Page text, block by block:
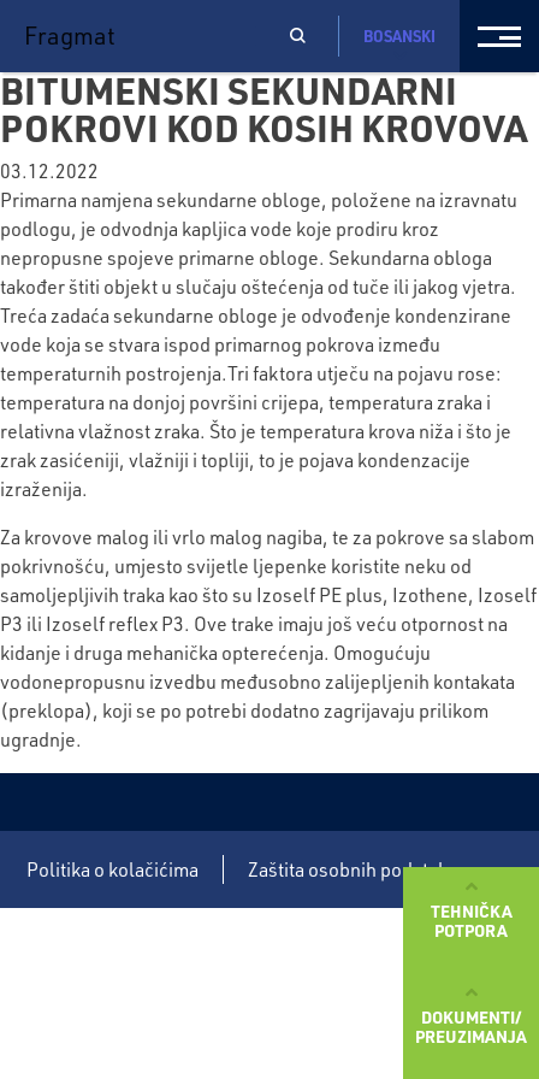
TEHNIČKA
POTPORA
DOKUMENTI/
PREUZIMANJA
Fragmat BOSANSKI
BITUMENSKI SEKUNDARNI
POKROVI KOD KOSIH KROVOVA
03.12.2022
Primarna namjena sekundarne obloge, položene na izravnatu
podlogu, je odvodnja kapljica vode koje prodiru kroz
nepropusne spojeve primarne obloge. Sekundarna obloga
također štiti objekt u slučaju oštećenja od tuče ili jakog vjetra.
Treća zadaća sekundarne obloge je odvođenje kondenzirane
vode koja se stvara ispod primarnog pokrova između
temperaturnih postrojenja.Tri faktora utječu na pojavu rose:
temperatura na donjoj površini crijepa, temperatura zraka i
relativna vlažnost zraka. Što je temperatura krova niža i što je
zrak zasićeniji, vlažniji i topliji, to je pojava kondenzacije
izraženija.
Za krovove malog ili vrlo malog nagiba, te za pokrove sa slabom
pokrivnošću, umjesto svijetle ljepenke koristite neku od
samoljepljivih traka kao što su Izoself PE plus, Izothene, Izoself
P3 ili Izoself reflex P3. Ove trake imaju još veću otpornost na
kidanje i druga mehanička opterećenja. Omogućuju
vodonepropusnu izvedbu međusobno zalijepljenih kontakata
(preklopa), koji se po potrebi dodatno zagrijavaju prilikom
ugradnje.
Politika o kolačićima Zaštita osobnih podataka